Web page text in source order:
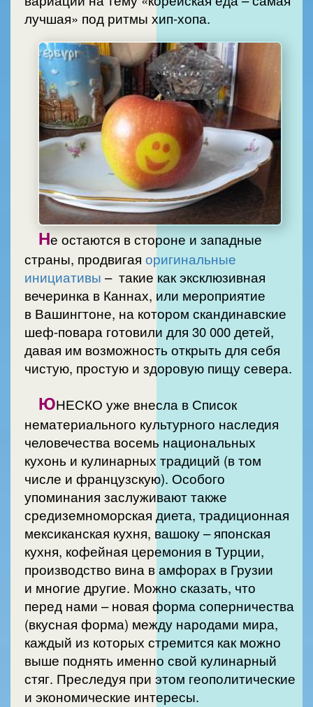
лучшая» под ритмы хип-хопа.
Не остаются в стороне и западные
страны, продвигая оригинальные
инициативы – такие как эксклюзивная
вечеринка в Каннах, или мероприятие
в Вашингтоне, на котором скандинавские
шеф-повара готовили для 30 000 детей,
давая им возможность открыть для себя
чистую, простую и здоровую пищу севера.
ЮНЕСКО уже внесла в Список
нематериального культурного наследия
человечества восемь национальных
кухонь и кулинарных традиций (в том
числе и французскую). Особого
упоминания заслуживают также
средиземноморская диета, традиционная
мексиканская кухня, вашоку – японская
кухня, кофейная церемония в Турции,
производство вина в амфорах в Грузии
и многие другие. Можно сказать, что
перед нами – новая форма соперничества
(вкусная форма) между народами мира,
каждый из которых стремится как можно
выше поднять именно свой кулинарный
стяг. Преследуя при этом геополитические
и экономические интересы.